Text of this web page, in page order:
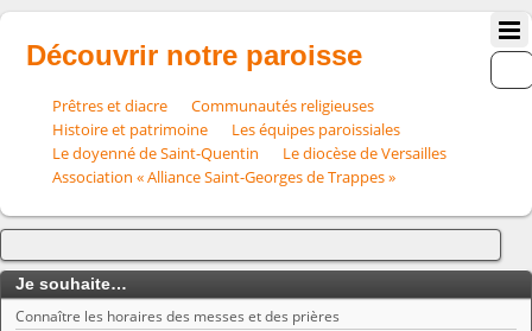
Découvrir notre paroisse
Prêtres et diacre
Communautés religieuses
Histoire et patrimoine
Les équipes paroissiales
Le doyenné de Saint-Quentin
Le diocèse de Versailles
Association « Alliance Saint-Georges de Trappes »
Je souhaite…
Connaître les horaires des messes et des prières